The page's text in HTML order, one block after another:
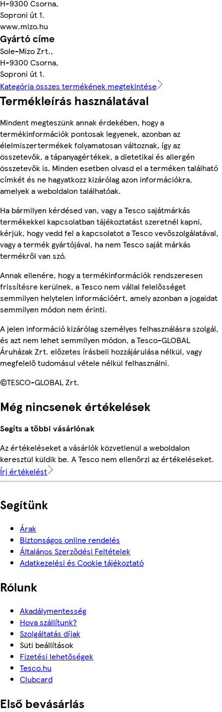
H-9300 Csorna,
Soproni út 1.
www.mizo.hu
Gyártó címe
Sole-Mizo Zrt.,
H-9300 Csorna,
Soproni út 1.
Kategória összes termékének megtekintése
Termékleírás használatával
Mindent megteszünk annak érdekében, hogy a
termékinformációk pontosak legyenek, azonban az
élelmiszertermékek folyamatosan változnak, így az
összetevők, a tápanyagértékek, a dietetikai és allergén
összetevők is. Minden esetben olvasd el a terméken található
címkét és ne hagyatkozz kizárólag azon információkra,
amelyek a weboldalon találhatóak.
Ha bármilyen kérdésed van, vagy a Tesco sajátmárkás
termékekkel kapcsolatban tájékoztatást szeretnél kapni,
kérjük, hogy vedd fel a kapcsolatot a Tesco vevőszolgálatával,
vagy a termék gyártójával, ha nem Tesco saját márkás
termékről van szó.
Annak ellenére, hogy a termékinformációk rendszeresen
frissítésre kerülnek, a Tesco nem vállal felelősséget
semmilyen helytelen információért, amely azonban a jogaidat
semmilyen módon nem érinti.
A jelen információ kizárólag személyes felhasználásra szolgál,
és azt nem lehet semmilyen módon, a Tesco-GLOBAL
Áruházak Zrt. előzetes írásbeli hozzájárulása nélkül, vagy
megfelelő tudomásul vétele nélkül felhasználni.
©TESCO-GLOBAL Zrt.
Még nincsenek értékelések
Segíts a többi vásárlónak
Az értékeléseket a vásárlók közvetlenül a weboldalon
keresztül küldik be. A Tesco nem ellenőrzi az értékeléseket.
Írj értékelést
Segítünk
Árak
Biztonságos online rendelés
Általános Szerződési Feltételek
Adatkezelési és Cookie tájékoztató
Rólunk
Akadálymentesség
Hova szállítunk?
Szolgáltatás díjak
Süti beállítások
Fizetési lehetőségek
Tesco.hu
Clubcard
Első bevásárlás